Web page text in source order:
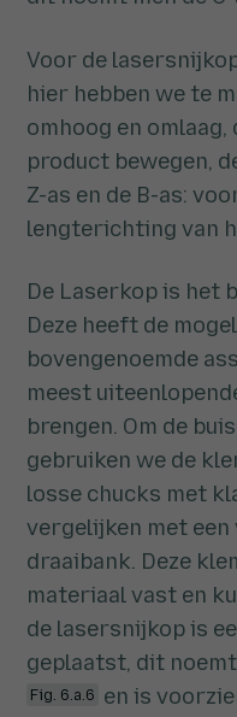
Voor de
hier hebben we te
omhoog en omlaag,
product bewegen,
Z-as en de B-as:
lengterichting van
De Laserkop is het
Deze heeft de
bovengenoemde
meest
brengen. Om de
gebruiken we de
losse chucks met
vergelijken met een
draaibank. Deze
materiaal vast en
de lasersnijkop is
geplaatst, dit
Fig. 6.a.6 en is